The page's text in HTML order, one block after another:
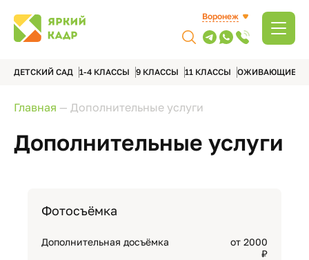
Воронеж
ДЕТСКИЙ САД 1-4 КЛАССЫ 9 КЛАССЫ 11 КЛАССЫ ОЖИВАЮЩИЕ
Главная — Дополнительные услуги
Дополнительные услуги
Фотосъёмка
Дополнительная досъёмка
от 2000
₽